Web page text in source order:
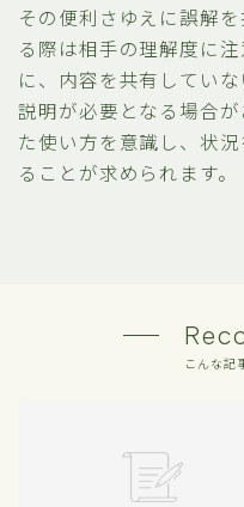
その便利さゆえに誤解
る際は相手の理解度に
に、内容を共有してい
説明が必要となる場合
た使い方を意識し、状
ることが求められます。
こんな記